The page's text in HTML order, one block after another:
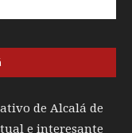
de Alcalá de
e interesante